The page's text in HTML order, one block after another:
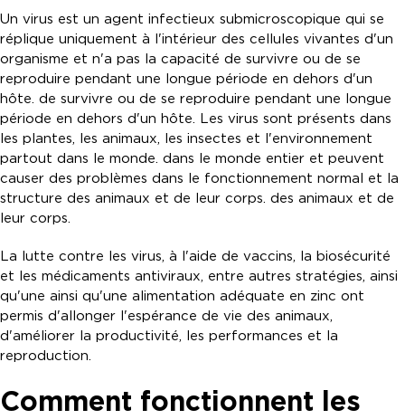
Un virus est un agent infectieux submicroscopique qui se
réplique uniquement à l'intérieur des cellules vivantes d'un
organisme et n'a pas la capacité de survivre ou de se
reproduire pendant une longue période en dehors d'un
hôte. de survivre ou de se reproduire pendant une longue
période en dehors d'un hôte. Les virus sont présents dans
les plantes, les animaux, les insectes et l'environnement
partout dans le monde. dans le monde entier et peuvent
causer des problèmes dans le fonctionnement normal et la
structure des animaux et de leur corps. des animaux et de
leur corps.
La lutte contre les virus, à l'aide de vaccins, la biosécurité
et les médicaments antiviraux, entre autres stratégies, ainsi
qu'une ainsi qu'une alimentation adéquate en zinc ont
permis d'allonger l'espérance de vie des animaux,
d'améliorer la productivité, les performances et la
reproduction.
Comment fonctionnent les